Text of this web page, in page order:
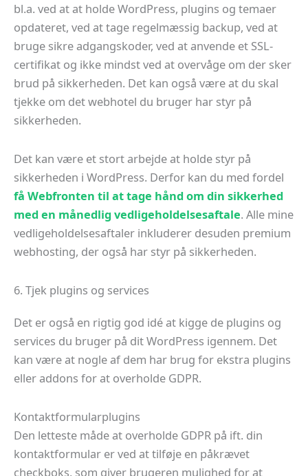
bl.a. ved at at holde WordPress, plugins og temaer
opdateret, ved at tage regelmæssig backup, ved at
bruge sikre adgangskoder, ved at anvende et SSL-
certifikat og ikke mindst ved at overvåge om der sker
brud på sikkerheden. Det kan også være at du skal
tjekke om det webhotel du bruger har styr på
sikkerheden.
Det kan være et stort arbejde at holde styr på
sikkerheden i WordPress. Derfor kan du med fordel
få Webfronten til at tage hånd om din sikkerhed
med en månedlig vedligeholdelsesaftale. Alle mine
vedligeholdelsesaftaler inkluderer desuden premium
webhosting, der også har styr på sikkerheden.
6. Tjek plugins og services
Det er også en rigtig god idé at kigge de plugins og
services du bruger på dit WordPress igennem. Det
kan være at nogle af dem har brug for ekstra plugins
eller addons for at overholde GDPR.
Kontaktformularplugins
Den letteste måde at overholde GDPR på ift. din
kontaktformular er ved at tilføje en påkrævet
checkboks, som giver brugeren mulighed for at